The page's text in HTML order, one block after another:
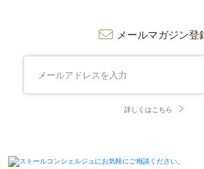
メールマガジン登
詳しくはこちら